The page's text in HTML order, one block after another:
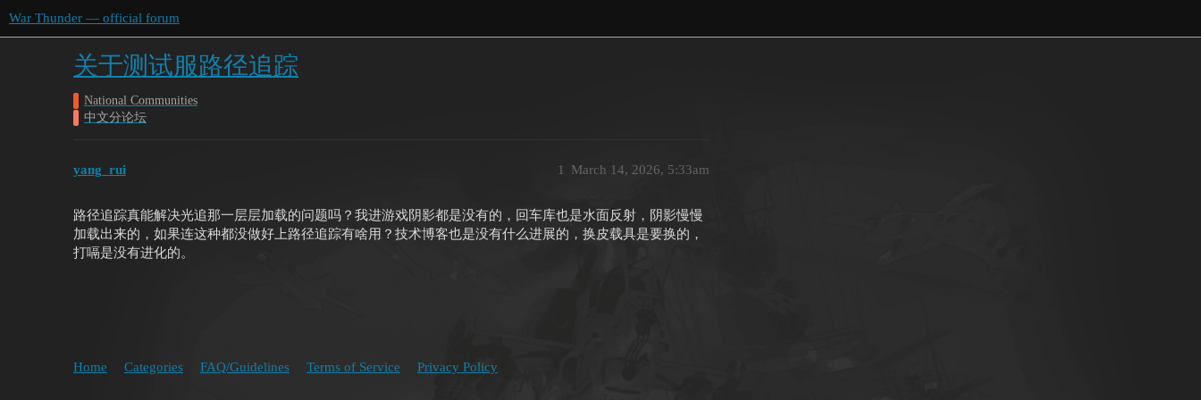
War Thunder — official forum
关于测试服路径追踪
National Communities
中文分论坛
yang_rui March 14, 2026, 5:33am
1
路径追踪真能解决光追那一层层加载的问题吗？我进游戏阴影都是没有的，回车库也是水面反射，阴影慢慢
加载出来的，如果连这种都没做好上路径追踪有啥用？技术博客也是没有什么进展的，换皮载具是要换的，
打嗝是没有进化的。
Home Categories FAQ/Guidelines Terms of Service Privacy Policy